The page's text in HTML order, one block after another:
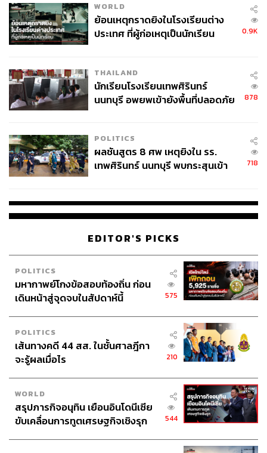
ทำให้ใน 1 ปี ก็มียอดผู้ใช้งานเทียบเท่ากับแพคลิงก์ที่ใช้เวลา 3
ปี
‘ทักษิณ’ ก็ประสบความสำเร็จจากการส่ง ‘ไทยคม’ ดาวเทียม
เพื่อการสื่อสารดวงแรกของประเทศไทย ทะลุน่านฟ้าสู่อวกาศ
ในวันที่ 17 ธันวาคม 2536 จากบริษัท ไทยคม จำกัด (มหาชน)
ในเครือบริษัท ชิน คอร์ปอเรชั่น ได้รับสัมปทานจากกระทรวง
เมื่อย้อนกลับไปในปี 2528 กระทรวงคมนาคมได้เปิดสัมปทาน
ดาวเทียมดวงแรกของประเทศไทย โดยกลุ่มบริษัทชินวัตรได้
ดาวเทียมไทยคมส่งขึ้นสู่อวกาศ 3 ดวง
และดวงที่ 3 วันที่ 16 เมษายน 2540 ซึ่งนำมาใช้เพื่อการศึกษา
โดยเฉพาะในโครงการ การศึกษาทางไกลผ่านดาวเทียม
(DLTV) สำหรับเด็กในพื้นที่ห่างไกลที่เข้าถึงการศึกษาได้
ลำบาก
นอกจากนี้ ชินคอร์ป ยังได้สัมปทานจากองค์การโทรศัพท์แห่ง
ประเทศไทย (ทศท.) ดำเนินกิจการโทรศัพท์เคลื่อนที่ โดยจัด
ตั้งบริษัทลูกชื่อว่า บริษัท แอดวานซ์ อินโฟร์ เซอร์วิส หรือ
‘AIS’ ในปี 2533 ก่อนจะขายหุ้นบริษัทชินคอร์ปให้กับ เทมา
WORLD
ย้อนเหตุกราดยิงในโรงเรียนต่าง
ประเทศ ที่ผู้ก่อเหตุเป็นนักเรียน
0.9K
THAILAND
นักเรียนโรงเรียนเทพศิรินทร์
นนทบุรี อพยพเข้ายังพื้นที่ปลอดภัย
878
POLITICS
ผลชันสูตร 8 ศพ เหตุยิงใน รร.
เทพศิรินทร์ นนทบุรี พบกระสุนเข้า
718
EDITOR'S PICKS
POLITICS
มหากาพย์โกงข้อสอบท้องถิ่น ก่อน
เดินหน้าสู่จุดจบในสัปดาห์นี้
575
POLITICS
เส้นทางคดี 44 สส. ในชั้นศาลฎีกา
จะรู้ผลเมื่อไร
210
WORLD
สรุปภารกิจอนุทิน เยือนอินโดนีเซีย
ขับเคลื่อนการทูตเศรษฐกิจเชิงรุก
544